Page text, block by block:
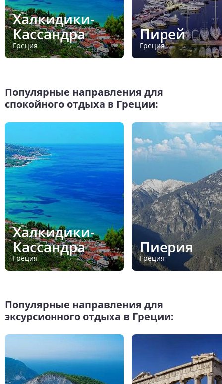
Халкидики-
Кассандра
Греция
Пирей
Греция
Популярные направления для
спокойного отдыха в Греции:
Халкидики-
Кассандра
Греция
Пиерия
Греция
Популярные направления для
эксурсионного отдыха в Греции: